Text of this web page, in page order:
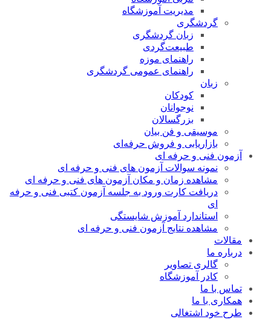
مدیریت آموزشگاه
گردشگری
زبان گردشگری
طبیعت‌گردی
راهنمای موزه
راهنمای عمومی گردشگری
زبان
کودکان
نوجوانان
بزرگسالان
موسیقی و فن بیان
بازاریابی و فروش حرفه‌ای
آزمون فنی و حرفه ای
نمونه سوالات آزمون های فنی و حرفه ای
مشاهده زمان و مکان آزمون های فنی و حرفه ای
دریافت کارت ورود به جلسه آزمون کتبی فنی و حرفه
ای
استاندارد آموزش شایستگی
مشاهده نتایج آزمون فنی و حرفه ای
مقالات
درباره ما
گالری تصاویر
کادر آموزشگاه
تماس با ما
همکاری با ما
طرح خود اشتغالی